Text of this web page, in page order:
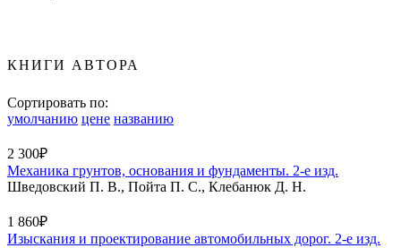
КНИГИ АВТОРА
Сортировать по:
умолчанию цене названию
2 300₽
Механика грунтов, основания и фундаменты. 2-е изд.
Шведовский П. В., Пойта П. С., Клебанюк Д. Н.
1 860₽
Изыскания и проектирование автомобильных дорог. 2-е изд.